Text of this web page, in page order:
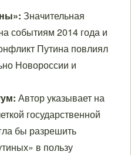
Значительная
событиям 2014 года и
Путина повлиял
Новороссии и
Автор указывает на
государственной
бы разрешить
в пользу